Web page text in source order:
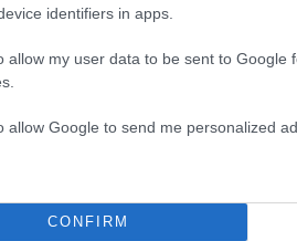
identifiers in apps.
allow my user data to be sent to Google
allow Google to send me personalized
CONFIRM
το Νewsit.gr στο